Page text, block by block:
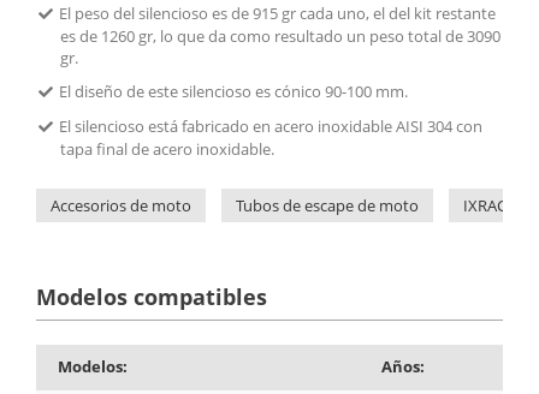
El peso del silencioso es de 915 gr cada uno, el del kit restante
es de 1260 gr, lo que da como resultado un peso total de 3090
gr.
El diseño de este silencioso es cónico 90-100 mm.
El silencioso está fabricado en acero inoxidable AISI 304 con
tapa final de acero inoxidable.
Accesorios de moto Tubos de escape de moto IXRACE
Modelos compatibles
Modelos: Años: